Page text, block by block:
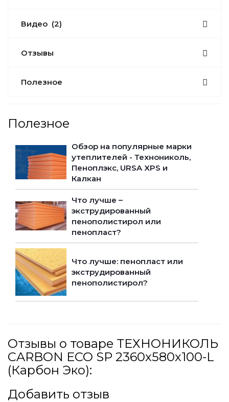
Видео (2)
Отзывы
Полезное
Полезное
Обзор на популярные марки
утеплителей - Технониколь,
Пеноплэкс, URSA XPS и
Калкан
Что лучше –
экструдированный
пенополистирол или
пенопласт?
Что лучше: пенопласт или
экструдированный
пенополистирол?
Отзывы о товаре ТЕХНОНИКОЛЬ
CARBON ECO SP 2360х580х100-L
(Карбон Эко):
Добавить отзыв